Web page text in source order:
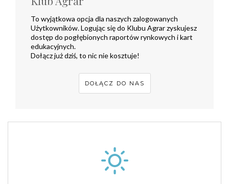
To wyjątkowa opcja dla naszych zalogowanych
Użytkowników. Logując się do Klubu Agrar zyskujesz
dostęp do pogłębionych raportów rynkowych i kart
edukacyjnych.
Dołącz już dziś, to nic nie kosztuje!
DOŁĄCZ DO NAS